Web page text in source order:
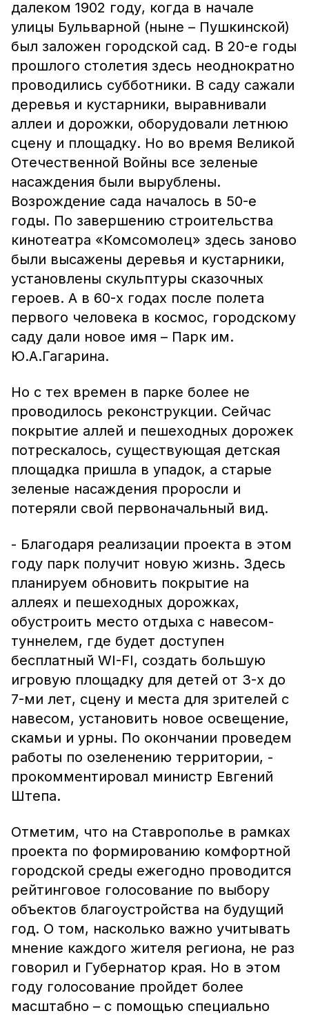
далеком 1902 году, когда в начале
улицы Бульварной (ныне – Пушкинской)
был заложен городской сад. В 20-е годы
прошлого столетия здесь неоднократно
проводились субботники. В саду сажали
деревья и кустарники, выравнивали
аллеи и дорожки, оборудовали летнюю
сцену и площадку. Но во время Великой
Отечественной Войны все зеленые
насаждения были вырублены.
Возрождение сада началось в 50-е
годы. По завершению строительства
кинотеатра «Комсомолец» здесь заново
были высажены деревья и кустарники,
установлены скульптуры сказочных
героев. А в 60-х годах после полета
первого человека в космос, городскому
саду дали новое имя – Парк им.
Ю.А.Гагарина.
Но с тех времен в парке более не
проводилось реконструкции. Сейчас
покрытие аллей и пешеходных дорожек
потрескалось, существующая детская
площадка пришла в упадок, а старые
зеленые насаждения проросли и
потеряли свой первоначальный вид.
- Благодаря реализации проекта в этом
году парк получит новую жизнь. Здесь
планируем обновить покрытие на
аллеях и пешеходных дорожках,
обустроить место отдыха с навесом-
туннелем, где будет доступен
бесплатный WI-FI, создать большую
игровую площадку для детей от 3-х до
7-ми лет, сцену и места для зрителей с
навесом, установить новое освещение,
скамьи и урны. По окончании проведем
работы по озеленению территории, -
прокомментировал министр Евгений
Штепа.
Отметим, что на Ставрополье в рамках
проекта по формированию комфортной
городской среды ежегодно проводится
рейтинговое голосование по выбору
объектов благоустройства на будущий
год. О том, насколько важно учитывать
мнение каждого жителя региона, не раз
говорил и Губернатор края. Но в этом
году голосование пройдет более
масштабно – с помощью специально